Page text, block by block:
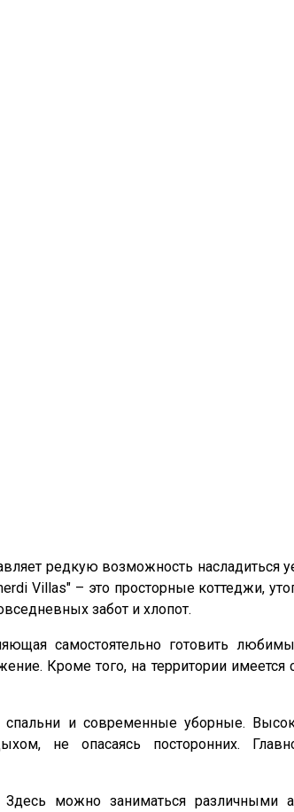
редкую возможность насладиться
Villas" – это просторные коттеджи,
забот и хлопот.
самостоятельно готовить
Кроме того, на территории имеется
спальни и современные уборные.
не опасаясь посторонних.
можно заниматься различными